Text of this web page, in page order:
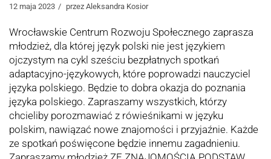
12 maja 2023 przez Aleksandra Kosior
Wrocławskie Centrum Rozwoju Społecznego zaprasza
młodzież, dla której język polski nie jest językiem
ojczystym na cykl sześciu bezpłatnych spotkań
adaptacyjno-językowych, które poprowadzi nauczyciel
języka polskiego. Będzie to dobra okazja do poznania
języka polskiego. Zapraszamy wszystkich, którzy
chcieliby porozmawiać z rówieśnikami w języku
polskim, nawiązać nowe znajomości i przyjaźnie. Każde
ze spotkań poświęcone będzie innemu zagadnieniu.